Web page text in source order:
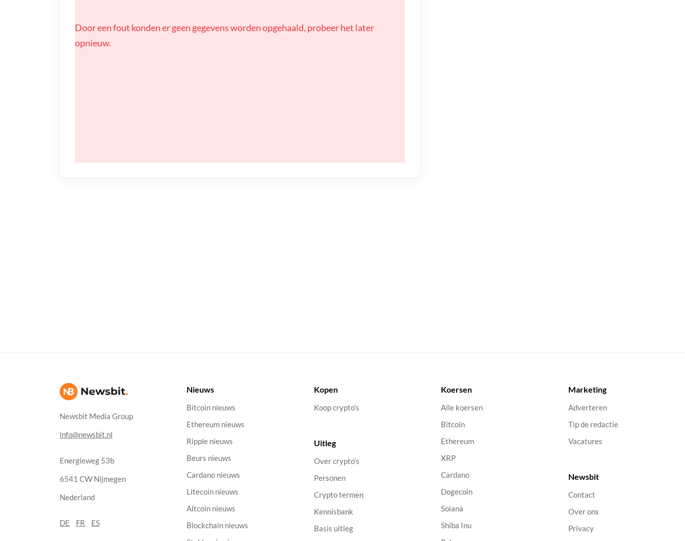
Door een fout konden er geen gegevens worden opgehaald, probeer het later
opnieuw.
Newsbit Media Group
info@newsbit.nl
Energieweg 53b
6541 CW Nijmegen
Nederland
DE FR ES
Nieuws
Bitcoin nieuws
Ethereum nieuws
Ripple nieuws
Beurs nieuws
Cardano nieuws
Litecoin nieuws
Altcoin nieuws
Blockchain nieuws
Kopen
Koop crypto’s
Uitleg
Over crypto’s
Personen
Crypto termen
Kennisbank
Basis uitleg
Koersen
Alle koersen
Bitcoin
Ethereum
XRP
Cardano
Dogecoin
Solana
Shiba Inu
Marketing
Adverteren
Tip de redactie
Vacatures
Newsbit
Contact
Over ons
Privacy